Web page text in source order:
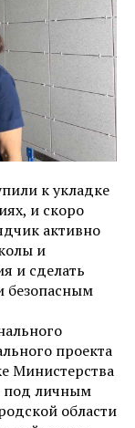
к укладке
и скоро
активно
и
и сделать
проекта
Министерства
под личным
области